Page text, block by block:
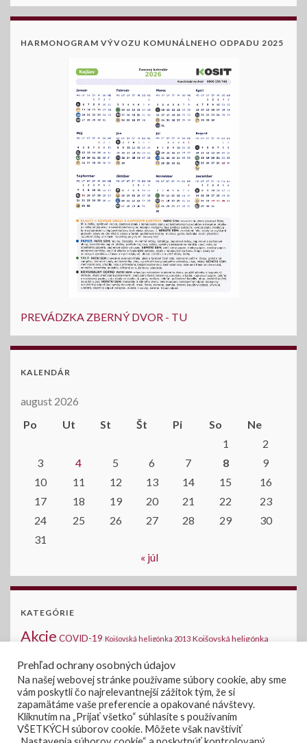
HARMONOGRAM VÝVOZU KOMUNÁLNEHO ODPADU 2025
PREVÁDZKA ZBERNÝ DVOR - TU
KALENDÁR
august 2026
Po
Ut St Št Pi So
Ne
1
2
3
4 5 6 7 8
9
10
11 12 13 14 15
16
17
18 19 20 21 22
23
24
25 26 27 28 29
30
31
« júl
KATEGÓRIE
Akcie COVID-19 Kojšovská heligónka 2013 Kojšovská heligónka
šou - Kojšov Novinky na stránke
OznamyVerejné súťaže Voľby Voľby 2019
NRSR 2020 Zasadanie OZÚradná tabuľa
Prehľad ochrany osobných údajov
Na našej webovej stránke používame súbory cookie, aby sme
vám poskytli čo najrelevantnejší zážitok tým, že si
zapamätáme vaše preferencie a opakované návštevy.
Kliknutím na „Prijať všetko“ súhlasíte s používaním
VŠETKÝCH súborov cookie. Môžete však navštíviť